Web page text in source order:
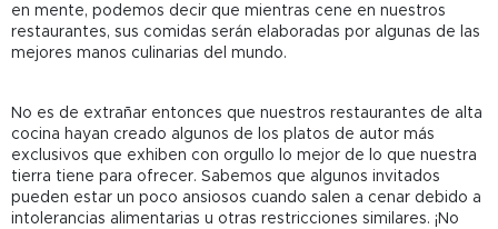
en mente, podemos decir que mientras cene en nuestros
restaurantes, sus comidas serán elaboradas por algunas de las
mejores manos culinarias del mundo.
No es de extrañar entonces que nuestros restaurantes de alta
cocina hayan creado algunos de los platos de autor más
exclusivos que exhiben con orgullo lo mejor de lo que nuestra
tierra tiene para ofrecer. Sabemos que algunos invitados
pueden estar un poco ansiosos cuando salen a cenar debido a
intolerancias alimentarias u otras restricciones similares. ¡No